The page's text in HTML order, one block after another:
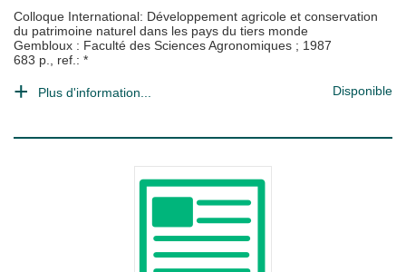
Colloque International: Développement agricole et conservation
du patrimoine naturel dans les pays du tiers monde
Gembloux : Faculté des Sciences Agronomiques ; 1987
683 p., ref.: *
Plus d'information... Disponible